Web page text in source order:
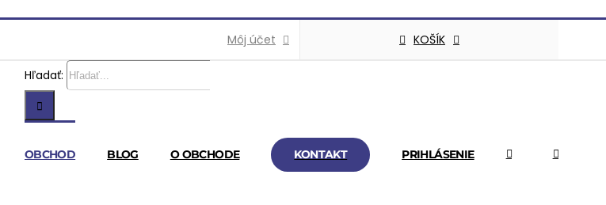
Môj účet
KOŠÍK
Hľadať:
OBCHOD BLOG O OBCHODE KONTAKT PRIHLÁSENIE